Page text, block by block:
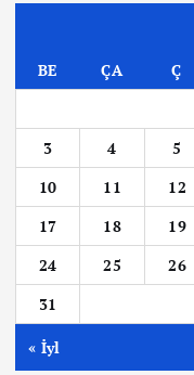
BE ÇA Ç
3
4 5
10
11 12
17
18 19
24
25 26
31
« İyl